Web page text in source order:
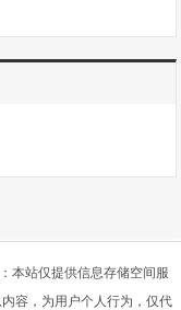
本站仅提供信息存储空间服
容，为用户个人行为，仅代